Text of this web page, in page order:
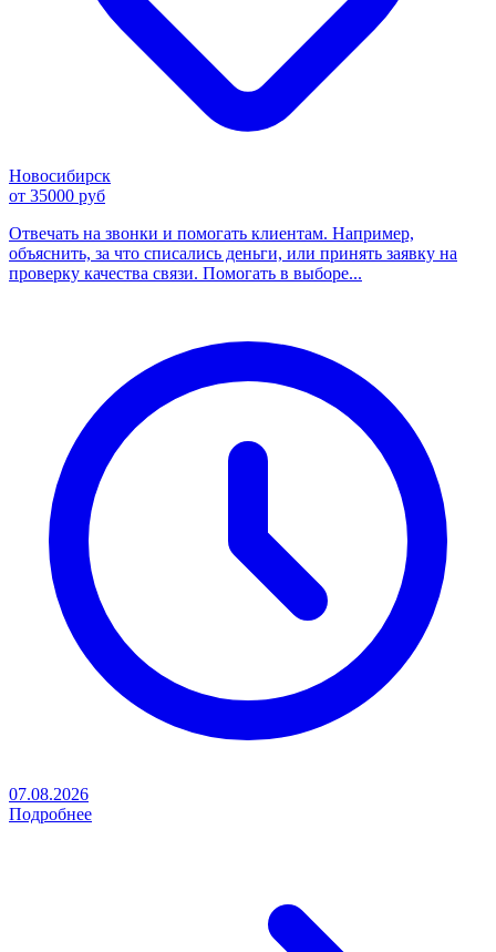
Новосибирск
от 35000 руб
Отвечать на звонки и помогать клиентам. Например,
объяснить, за что списались деньги, или принять заявку на
проверку качества связи. Помогать в выборе...
07.08.2026
Подробнее